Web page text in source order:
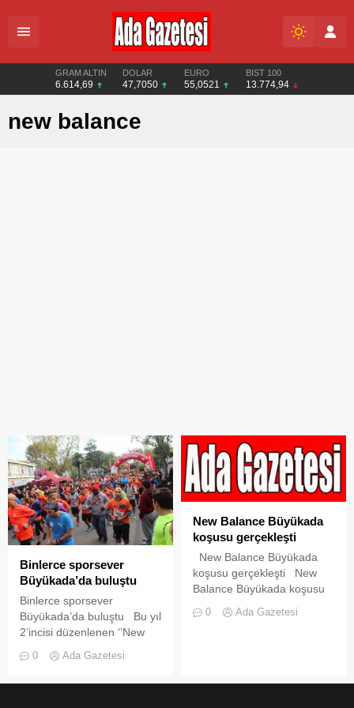
GRAM ALTIN
6.614,69
DOLAR
47,7050
EURO
55,0521
BIST 100
13.774,94
new balance
Binlerce sporsever
Büyükada’da buluştu
Binlerce sporsever
Büyükada’da buluştu Bu yıl
2’incisi düzenlenen ‘’New
Balance Büyükada’’ koşusu
2 Kasım Pazar günü
0 Ada Gazetesi
New Balance Büyükada
koşusu gerçekleşti
New Balance Büyükada
koşusu gerçekleşti New
Balance Büyükada koşusu
gerçekleşti.Saat 10.15’de
Farsakoğlu’nun düdüğü ile
0 Ada Gazetesi